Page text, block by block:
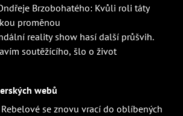
Brzobohatého: Kvůli roli táty
proměnou
reality show hasí další průšvih.
soutěžícího, šlo o život
webů
se znovu vrací do oblíbených